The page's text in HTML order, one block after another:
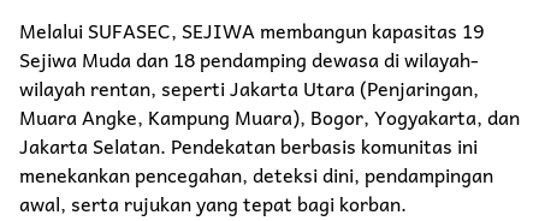
Melalui SUFASEC, SEJIWA membangun kapasitas 19
Sejiwa Muda dan 18 pendamping dewasa di wilayah-
wilayah rentan, seperti Jakarta Utara (Penjaringan,
Muara Angke, Kampung Muara), Bogor, Yogyakarta, dan
Jakarta Selatan. Pendekatan berbasis komunitas ini
menekankan pencegahan, deteksi dini, pendampingan
awal, serta rujukan yang tepat bagi korban.